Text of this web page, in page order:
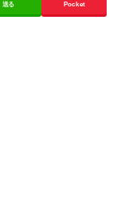
送る Pocket